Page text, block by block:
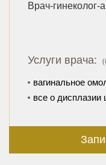
Врач-гинеколог-
Услуги врача:
вагинальное
все о дисплазии